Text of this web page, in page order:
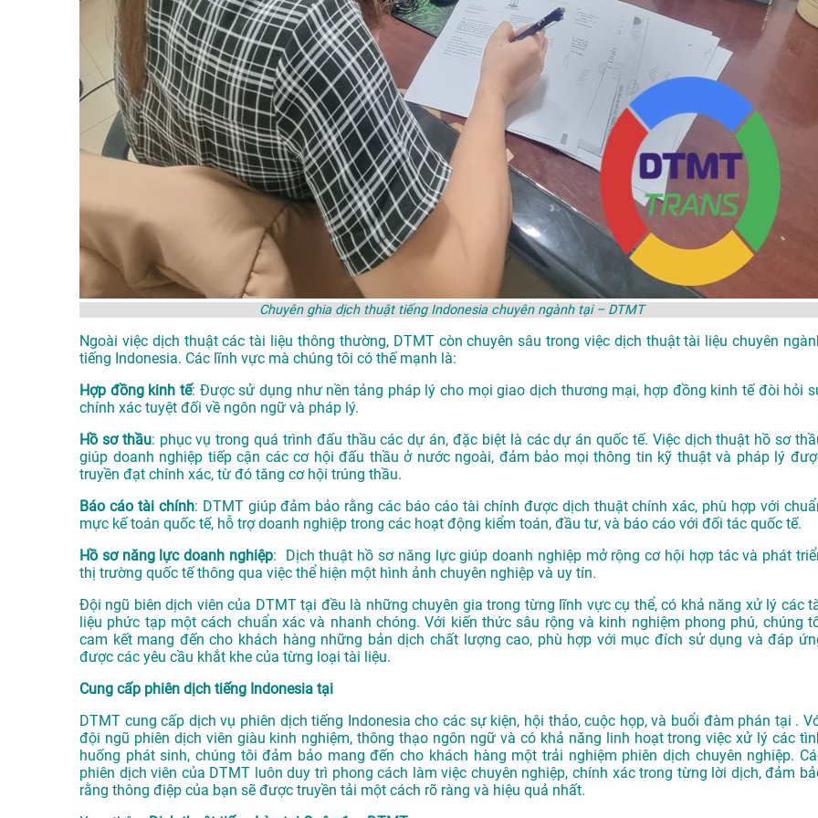
Chuyên ghia dịch thuật tiếng Indonesia chuyên ngành tại – DTMT
Ngoài việc dịch thuật các tài liệu thông thường, DTMT còn chuyên sâu trong việc dịch thuật tài liệu chuyên
tiếng Indonesia. Các lĩnh vực mà chúng tôi có thế mạnh là:
Hợp đồng kinh tế: Được sử dụng như nền tảng pháp lý cho mọi giao dịch thương mại, hợp đồng kinh tế đòi hỏi
chính xác tuyệt đối về ngôn ngữ và pháp lý.
Hồ sơ thầu: phục vụ trong quá trình đấu thầu các dự án, đặc biệt là các dự án quốc tế. Việc dịch thuật hồ sơ
giúp doanh nghiệp tiếp cận các cơ hội đấu thầu ở nước ngoài, đảm bảo mọi thông tin kỹ thuật và pháp lý
truyền đạt chính xác, từ đó tăng cơ hội trúng thầu.
Báo cáo tài chính: DTMT giúp đảm bảo rằng các báo cáo tài chính được dịch thuật chính xác, phù hợp với
mực kế toán quốc tế, hỗ trợ doanh nghiệp trong các hoạt động kiểm toán, đầu tư, và báo cáo với đối tác quốc tế.
Hồ sơ năng lực doanh nghiệp: Dịch thuật hồ sơ năng lực giúp doanh nghiệp mở rộng cơ hội hợp tác và phát
thị trường quốc tế thông qua việc thể hiện một hình ảnh chuyên nghiệp và uy tín.
Đội ngũ biên dịch viên của DTMT tại đều là những chuyên gia trong từng lĩnh vực cụ thể, có khả năng xử lý các
liệu phức tạp một cách chuẩn xác và nhanh chóng. Với kiến thức sâu rộng và kinh nghiệm phong phú, chúng
cam kết mang đến cho khách hàng những bản dịch chất lượng cao, phù hợp với mục đích sử dụng và đáp
được các yêu cầu khắt khe của từng loại tài liệu.
Cung cấp phiên dịch tiếng Indonesia tại
DTMT cung cấp dịch vụ phiên dịch tiếng Indonesia cho các sự kiện, hội thảo, cuộc họp, và buổi đàm phán tại .
đội ngũ phiên dịch viên giàu kinh nghiệm, thông thạo ngôn ngữ và có khả năng linh hoạt trong việc xử lý các
huống phát sinh, chúng tôi đảm bảo mang đến cho khách hàng một trải nghiệm phiên dịch chuyên nghiệp.
phiên dịch viên của DTMT luôn duy trì phong cách làm việc chuyên nghiệp, chính xác trong từng lời dịch, đảm
rằng thông điệp của bạn sẽ được truyền tải một cách rõ ràng và hiệu quả nhất.